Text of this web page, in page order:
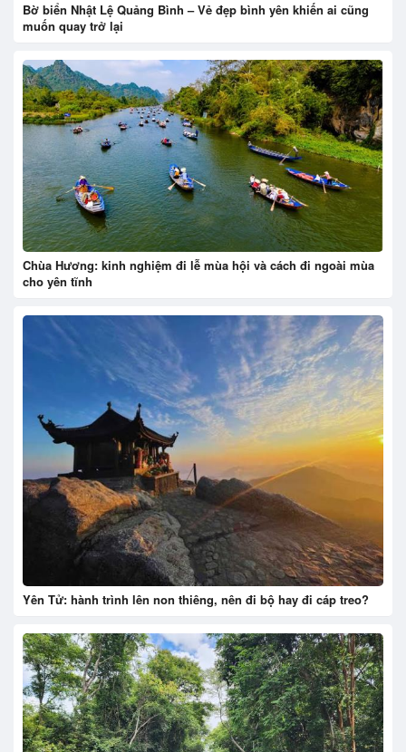
Bờ biển Nhật Lệ Quảng Bình – Vẻ đẹp bình yên khiến ai cũng
muốn quay trở lại
Chùa Hương: kinh nghiệm đi lễ mùa hội và cách đi ngoài mùa
cho yên tĩnh
Yên Tử: hành trình lên non thiêng, nên đi bộ hay đi cáp treo?